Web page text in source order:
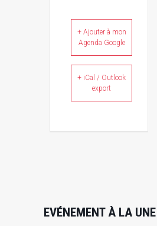
+ Ajouter à mon
Agenda Google
+ iCal / Outlook
export
EVÉNEMENT À LA UNE